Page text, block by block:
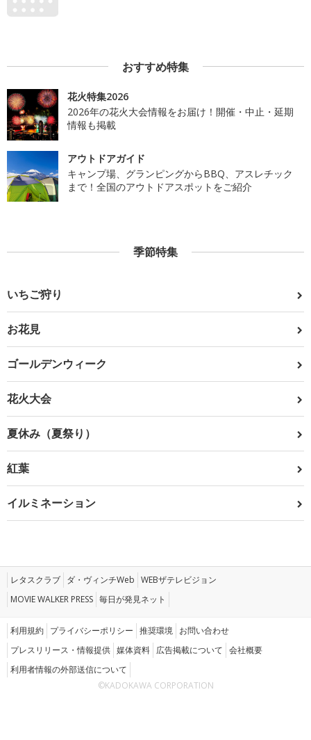
おすすめ特集
花火特集2026
2026年の花火大会情報をお届け！開催・中止・延期
情報も掲載
アウトドアガイド
キャンプ場、グランピングからBBQ、アスレチック
まで！全国のアウトドアスポットをご紹介
季節特集
いちご狩り
お花見
ゴールデンウィーク
花火大会
夏休み（夏祭り）
紅葉
イルミネーション
レタスクラブ ダ・ヴィンチWeb WEBザテレビジョン
MOVIE WALKER PRESS 毎日が発見ネット
利用規約 プライバシーポリシー 推奨環境 お問い合わせ
プレスリリース・情報提供 媒体資料 広告掲載について 会社概要
利用者情報の外部送信について
©KADOKAWA CORPORATION